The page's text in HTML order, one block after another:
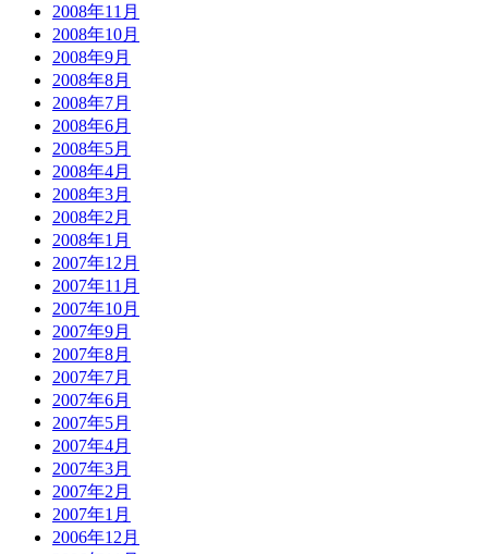
2008年11月
2008年10月
2008年9月
2008年8月
2008年7月
2008年6月
2008年5月
2008年4月
2008年3月
2008年2月
2008年1月
2007年12月
2007年11月
2007年10月
2007年9月
2007年8月
2007年7月
2007年6月
2007年5月
2007年4月
2007年3月
2007年2月
2007年1月
2006年12月